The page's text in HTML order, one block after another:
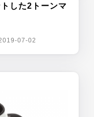
した2トーンマ
07-02